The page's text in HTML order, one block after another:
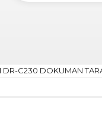
C230 DOKUMAN